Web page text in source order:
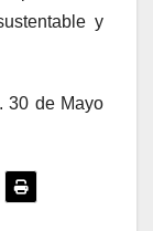
y
30 de Mayo